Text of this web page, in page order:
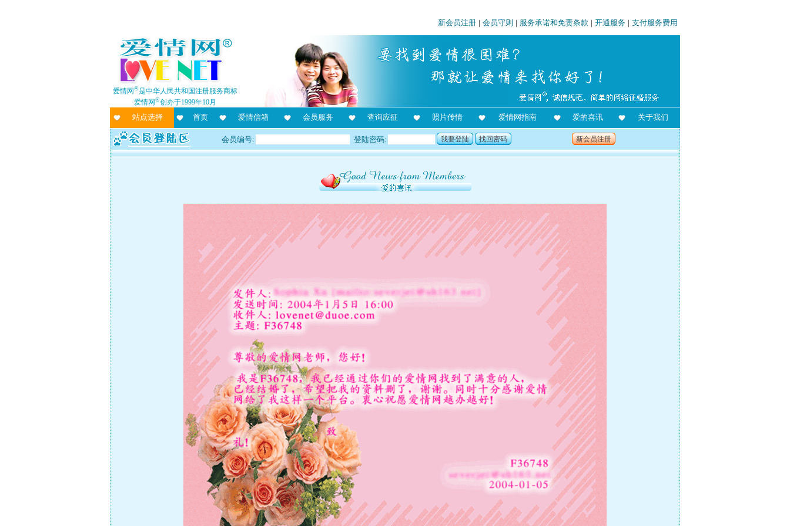
新会员注册 | 会员守则 | 服务承诺和免责条款 | 开通服务 | 支付服务费用
爱情网®是中华人民共和国注册服务商标
爱情网®创办于1999年10月
站点选择 首页 爱情信箱 会员服务 查询应征 照片传情 爱情网指南 爱的喜讯 关于我们
会员编号: 登陆密码: 我要登陆 找回密码 新会员注册